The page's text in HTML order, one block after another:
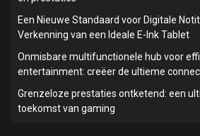
Een Nieuwe Standaard voor Digitale
Verkenning van een Ideale E-Ink Tablet
Onmisbare multifunctionele hub voor
entertainment: creëer de ultieme
Grenzeloze prestaties ontketend: een
toekomst van gaming